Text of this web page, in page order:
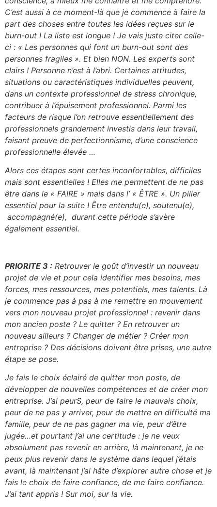
C’est aussi à ce moment-là que je commence à faire la
part des choses entre toutes les idées reçues sur le
burn-out ! La liste est longue ! Je vais juste citer celle-
ci : « Les personnes qui font un burn-out sont des
personnes fragiles ». Et bien NON. Les experts sont
clairs ! Personne n’est à l’abri. Certaines attitudes,
situations ou caractéristiques individuelles peuvent,
dans un contexte professionnel de stress chronique,
contribuer à l’épuisement professionnel. Parmi les
facteurs de risque l’on retrouve essentiellement des
professionnels grandement investis dans leur travail,
faisant preuve de perfectionnisme, d’une conscience
professionnelle élevée …
Alors ces étapes sont certes inconfortables, difficiles
mais sont essentielles ! Elles me permettent de ne pas
être dans le « FAIRE » mais dans l’ « ÊTRE ». Un pilier
essentiel pour la suite ! Être entendu(e), soutenu(e),
accompagné(e), durant cette période s’avère
également essentiel.
PRIORITE 3 : Retrouver le goût d’investir un nouveau
projet de vie et pour cela identifier mes besoins, mes
forces, mes ressources, mes potentiels, mes talents. Là
je commence pas à pas à me remettre en mouvement
vers mon nouveau projet professionnel : revenir dans
mon ancien poste ? Le quitter ? En retrouver un
nouveau ailleurs ? Changer de métier ? Créer mon
entreprise ? Des décisions doivent être prises, une autre
étape se pose.
Je fais le choix éclairé de quitter mon poste, de
développer de nouvelles compétences et de créer mon
entreprise. J’ai peurS, peur de faire le mauvais choix,
peur de ne pas y arriver, peur de mettre en difficulté ma
famille, peur de ne pas gagner ma vie, peur d’être
jugée…et pourtant j’ai une certitude : je ne veux
absolument pas revenir en arrière, là maintenant, je ne
peux plus revenir dans le système dans lequel j’étais
avant, là maintenant j’ai hâte d’explorer autre chose et je
fais le choix de faire confiance, de me faire confiance.
J’ai tant appris ! Sur moi, sur la vie.